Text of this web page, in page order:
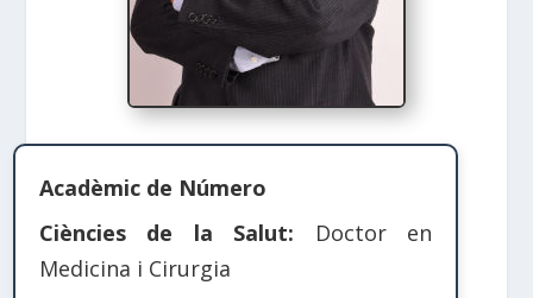
Acadèmic de Número
Ciències de la Salut: Doctor en
Medicina i Cirurgia